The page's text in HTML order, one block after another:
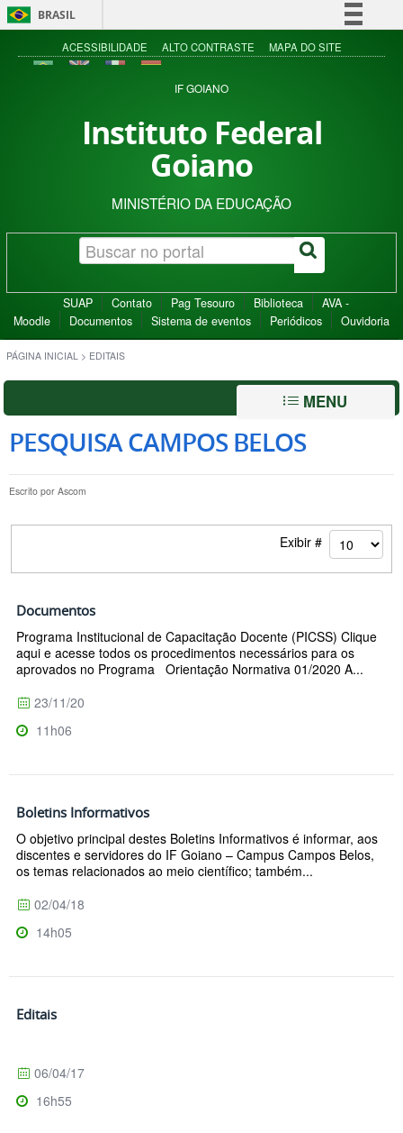
BRASIL
Simplifique!
Acesso à informação
ACESSIBILIDADE ALTO CONTRASTE MAPA DO SITE
IF GOIANO
Instituto Federal
Goiano
MINISTÉRIO DA EDUCAÇÃO
SUAP Contato Pag Tesouro Biblioteca
AVA -
Moodle
Documentos Sistema de eventos Periódicos Ouvidoria
PÁGINA INICIAL > EDITAIS
MENU
PESQUISA CAMPOS BELOS
Escrito por Ascom
Exibir #
Documentos
Programa Institucional de Capacitação Docente (PICSS) Clique
aqui e acesse todos os procedimentos necessários para os
aprovados no Programa Orientação Normativa 01/2020 A...
23/11/20
11h06
Boletins Informativos
O objetivo principal destes Boletins Informativos é informar, aos
discentes e servidores do IF Goiano – Campus Campos Belos,
os temas relacionados ao meio científico; também...
02/04/18
14h05
Editais
06/04/17
16h55